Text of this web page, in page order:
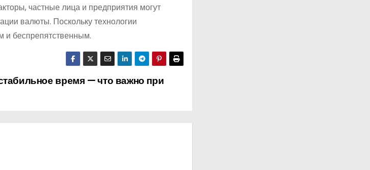
частные лица и предприятия могут
валюты. Поскольку технологии
и беспрепятственным.
время — что важно при